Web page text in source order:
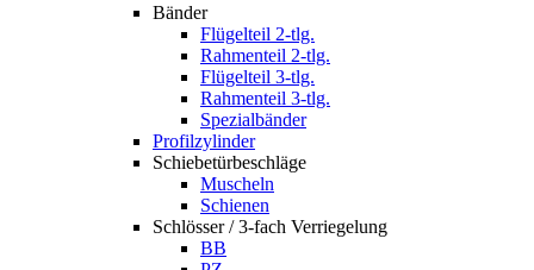
Bänder
Flügelteil 2-tlg.
Rahmenteil 2-tlg.
Flügelteil 3-tlg.
Rahmenteil 3-tlg.
Spezialbänder
Profilzylinder
Schiebetürbeschläge
Muscheln
Schienen
Schlösser / 3-fach Verriegelung
BB